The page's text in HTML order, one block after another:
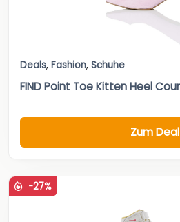
Deals, Fashion, Schuhe
FIND Point Toe Kitten Heel
Zum Deal
-27%